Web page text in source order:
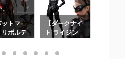
ットマ
リボルテ
・ヤマグ
【ダークナイ
ト ライジン
ャットウーマ